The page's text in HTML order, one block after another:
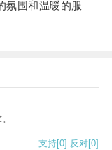
围和温暖的服
支持[0] 反对[0]